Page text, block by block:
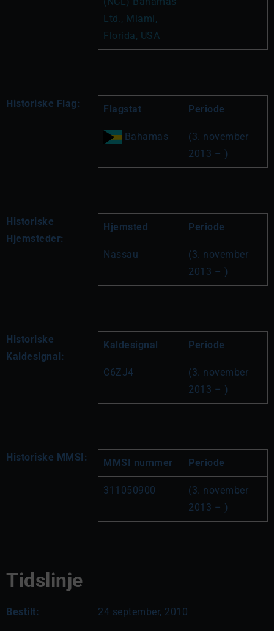
Ltd., Miami,
Florida, USA
Historiske Flag: Flagstat Periode
Bahamas
(3. november
2013 – )
Historiske
Hjemsteder:
Hjemsted Periode
Nassau
(3. november
2013 – )
Historiske
Kaldesignal:
Kaldesignal Periode
C6ZJ4
(3. november
2013 – )
Historiske MMSI: MMSI nummer Periode
311050900
(3. november
2013 – )
Tidslinje
Bestilt: 24 september, 2010